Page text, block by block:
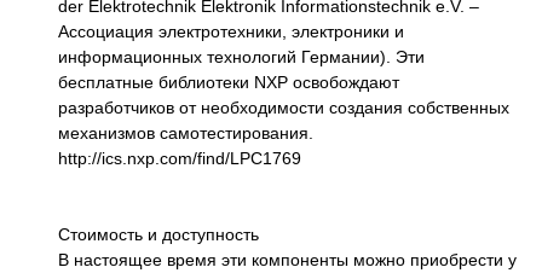
der Elektrotechnik Elektronik Informationstechnik e.V. –
Aссоциация электротехники, электроники и
информационных технологий Германии). Эти
бесплатные библиотеки NXP освобождают
разработчиков от необходимости создания собственных
механизмов самотестирования.
http://ics.nxp.com/find/LPC1769
Стоимость и доступность
В настоящее время эти компоненты можно приобрести у